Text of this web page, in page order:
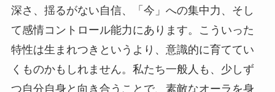
深さ、揺るがない自信、「今」への集中力、そし
て感情コントロール能力にあります。こういった
特性は生まれつきというより、意識的に育ててい
くものかもしれません。私たち一般人も、少しず
つ自分自身と向き合うことで、素敵なオーラを身